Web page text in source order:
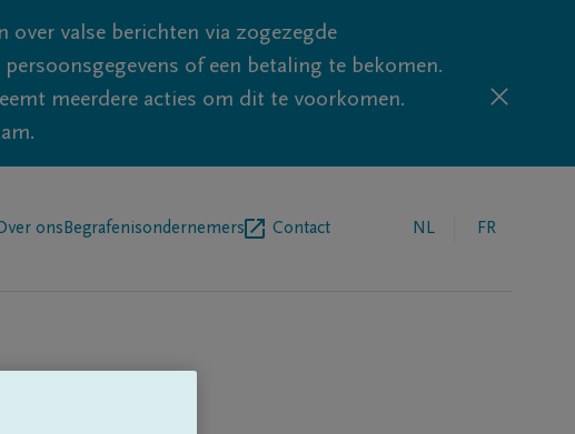
over valse berichten via zogezegde
of een betaling te bekomen.
meerdere acties om dit te voorkomen.
ons Begrafenisondernemers Contact NL FR